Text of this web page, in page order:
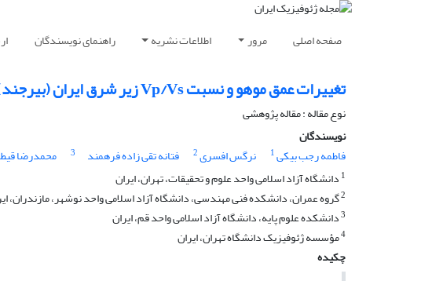
صفحه اصلی مرور اطلاعات نشریه راهنمای نویسندگان
تغییرات عمق موهو و نسبت Vp/Vs زیر شرق ایران (بیرجند) با استفاده از روش تابع گیرنده P
نوع مقاله : مقاله پژوهشی‌
نویسندگان
فاطمه رجب بیکی1 نرگس افسری2 فتانه تقی زاده فرهمند 3 محمدرضا
1 دانشگاه آزاد اسلامی واحد علوم و تحقیقات، تهران، ایران
2گروه عمران، دانشکده فنی مهندسی، دانشگاه آزاد اسلامی واحد نوشهر، مازندران،‌
3دانشکده علوم پایه، دانشگاه آزاد اسلامی واحد قم، ایران
4مؤسسه ژئوفیزیک دانشگاه تهران، ایران
چکیده